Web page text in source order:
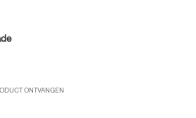
ONTVANGEN